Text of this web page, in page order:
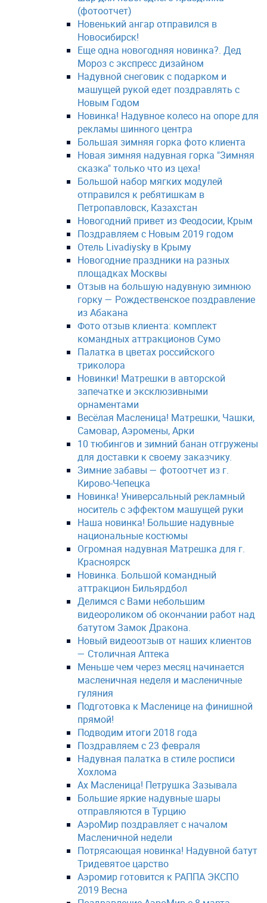
(фотоотчет)
Новенький ангар отправился в
Новосибирск!
Еще одна новогодняя новинка?. Дед
Мороз с экспресс дизайном
Надувной снеговик с подарком и
машущей рукой едет поздравлять с
Новым Годом
Новинка! Надувное колесо на опоре для
рекламы шинного центра
Большая зимняя горка фото клиента
Новая зимняя надувная горка "Зимняя
сказка" только что из цеха!
Большой набор мягких модулей
отправился к ребятишкам в
Петропавловск, Казахстан
Новогодний привет из Феодосии, Крым
Поздравляем с Новым 2019 годом
Отель Livadiysky в Крыму
Новогодние праздники на разных
площадках Москвы
Отзыв на большую надувную зимнюю
горку — Рождественское поздравление
из Абакана
Фото отзыв клиента: комплект
командных аттракционов Сумо
Палатка в цветах российского
триколора
Новинки! Матрешки в авторской
запечатке и эксклюзивными
орнаментами
Весёлая Масленица! Матрешки, Чашки,
Самовар, Аэромены, Арки
10 тюбингов и зимний банан отгружены
для доставки к своему заказчику.
Зимние забавы — фотоотчет из г.
Кирово-Чепецка
Новинка! Универсальный рекламный
носитель с эффектом машущей руки
Наша новинка! Большие надувные
национальные костюмы
Огромная надувная Матрешка для г.
Красноярск
Новинка. Большой командный
аттракцион Бильярдбол
Делимся с Вами небольшим
видеороликом об окончании работ над
батутом Замок Дракона.
Новый видеоотзыв от наших клиентов
— Столичная Аптека
Меньше чем через месяц начинается
масленичная неделя и масленичные
гуляния
Подготовка к Масленице на финишной
прямой!
Подводим итоги 2018 года
Поздравляем с 23 февраля
Надувная палатка в стиле росписи
Хохлома
Ах Масленица! Петрушка Зазывала
Большие яркие надувные шары
отправляются в Турцию
АэроМир поздравляет с началом
Масленичной недели
Потрясающая новинка! Надувной батут
Тридевятое царство
Аэромир готовится к РАППА ЭКСПО
2019 Весна